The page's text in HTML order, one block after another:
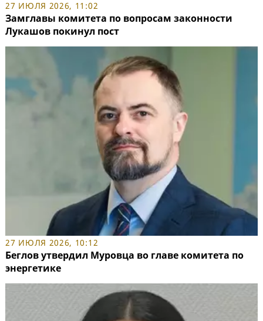
27 ИЮЛЯ 2026, 11:02
Замглавы комитета по вопросам законности
Лукашов покинул пост
27 ИЮЛЯ 2026, 10:12
Беглов утвердил Муровца во главе комитета по
энергетике